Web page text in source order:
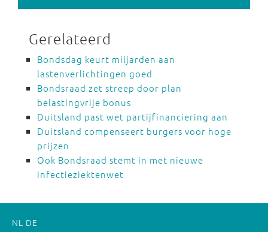
Gerelateerd
Bondsdag keurt miljarden aan
lastenverlichtingen goed
Bondsraad zet streep door plan
belastingvrije bonus
Duitsland past wet partijfinanciering aan
Duitsland compenseert burgers voor hoge
prijzen
Ook Bondsraad stemt in met nieuwe
infectieziektenwet
NL DE